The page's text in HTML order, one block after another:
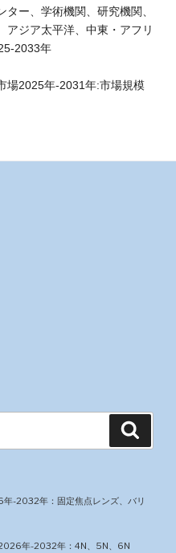
ー、学術機関、研究機関、
アジア太平洋、中東・アフリ
2033年
場2025年-2031年:市場規模
-2032年：固定焦点レンズ、バリ
年-2032年：4N、5N、6N